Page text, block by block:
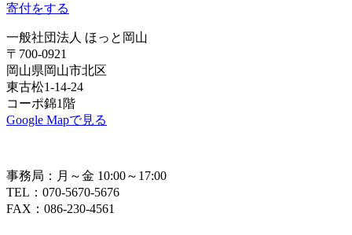
寄付をする
一般社団法人 ほっと岡山
〒700-0921
岡山県岡山市北区
東古松1-14-24
コーポ錦1階
Google Mapで見る
事務局：月～金 10:00～17:00
TEL：070-5670-5676
FAX：086-230-4561